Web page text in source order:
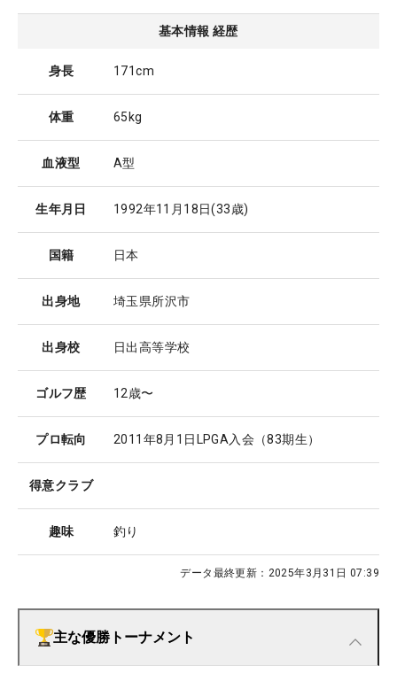
基本情報 経歴
身長 171cm
体重 65kg
血液型 A型
生年月日 1992年11月18日(33歳)
国籍 日本
出身地 埼玉県所沢市
出身校 日出高等学校
ゴルフ歴 12歳〜
プロ転向 2011年8月1日LPGA入会（83期生）
得意クラブ
趣味 釣り
データ最終更新： 2025年3月31日 07:39
主な優勝トーナメント